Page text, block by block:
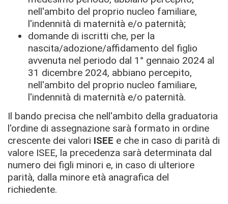
nell'ambito del proprio nucleo familiare,
l'indennità di maternità e/o paternità;
domande di iscritti che, per la
nascita/adozione/affidamento del figlio
avvenuta nel periodo dal 1° gennaio 2024 al
31 dicembre 2024, abbiano percepito,
nell'ambito del proprio nucleo familiare,
l'indennità di maternità e/o paternità.
Il bando precisa che nell'ambito della graduatoria
l'ordine di assegnazione sarà formato in ordine
crescente dei valori ISEE e che in caso di parità di
valore ISEE, la precedenza sarà determinata dal
numero dei figli minori e, in caso di ulteriore
parità, dalla minore età anagrafica del
richiedente.